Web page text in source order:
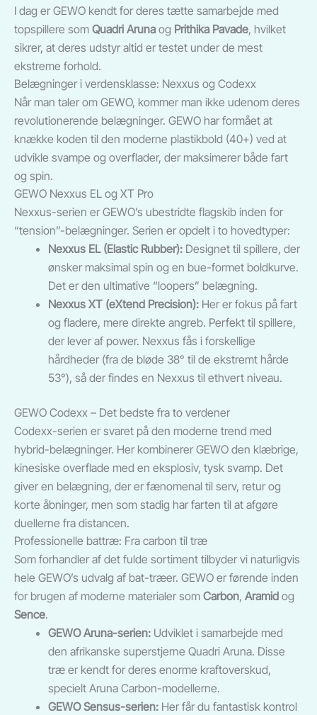
I dag er GEWO kendt for deres tætte samarbejde med
topspillere som Quadri Aruna og Prithika Pavade, hvilket
sikrer, at deres udstyr altid er testet under de mest
ekstreme forhold.
Belægninger i verdensklasse: Nexxus og Codexx
Når man taler om GEWO, kommer man ikke udenom deres
revolutionerende belægninger. GEWO har formået at
knække koden til den moderne plastikbold (40+) ved at
udvikle svampe og overflader, der maksimerer både fart
og spin.
GEWO Nexxus EL og XT Pro
Nexxus-serien er GEWO’s ubestridte flagskib inden for
“tension”-belægninger. Serien er opdelt i to hovedtyper:
Nexxus EL (Elastic Rubber): Designet til spillere, der
ønsker maksimal spin og en bue-formet boldkurve.
Det er den ultimative “loopers” belægning.
Nexxus XT (eXtend Precision): Her er fokus på fart
og fladere, mere direkte angreb. Perfekt til spillere,
der lever af power. Nexxus fås i forskellige
hårdheder (fra de bløde 38° til de ekstremt hårde
53°), så der findes en Nexxus til ethvert niveau.
GEWO Codexx – Det bedste fra to verdener
Codexx-serien er svaret på den moderne trend med
hybrid-belægninger. Her kombinerer GEWO den klæbrige,
kinesiske overflade med en eksplosiv, tysk svamp. Det
giver en belægning, der er fænomenal til serv, retur og
korte åbninger, men som stadig har farten til at afgøre
duellerne fra distancen.
Professionelle battræ: Fra carbon til træ
Som forhandler af det fulde sortiment tilbyder vi naturligvis
hele GEWO’s udvalg af bat-træer. GEWO er førende inden
for brugen af moderne materialer som Carbon, Aramid og
Sence.
GEWO Aruna-serien: Udviklet i samarbejde med
den afrikanske superstjerne Quadri Aruna. Disse
træ er kendt for deres enorme kraftoverskud,
specielt Aruna Carbon-modellerne.
GEWO Sensus-serien: Her får du fantastisk kontrol